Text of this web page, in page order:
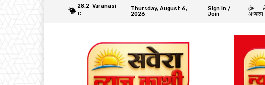
28.2
C
Varanasi
Thursday, August 6,
2026
Sign in /
Join
होम
अध्यात्म